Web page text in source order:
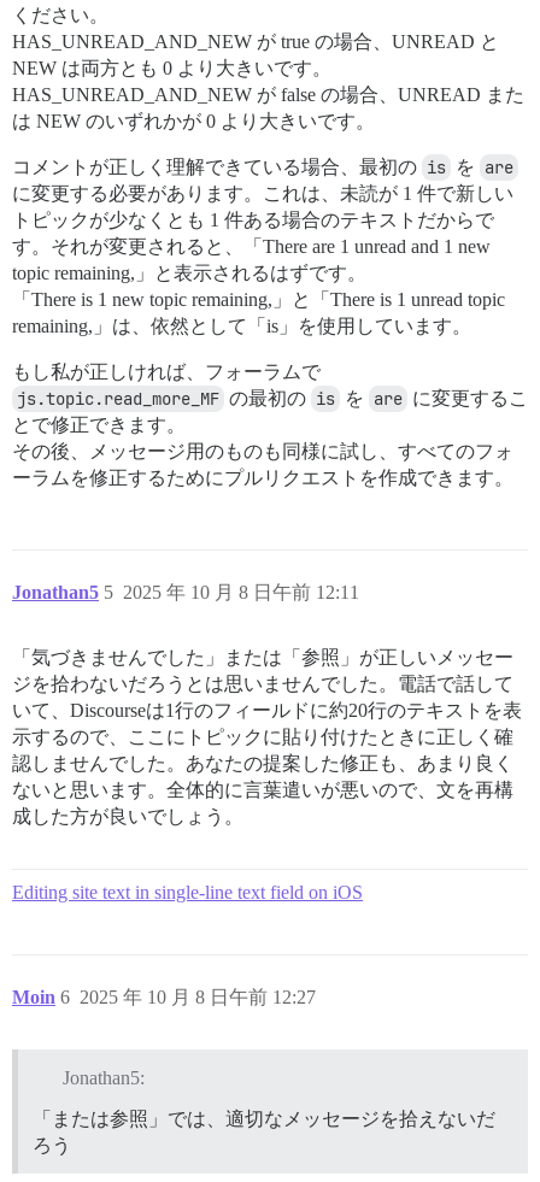
ください。
HAS_UNREAD_AND_NEW が true の場合、UNREAD と
NEW は両方とも 0 より大きいです。
HAS_UNREAD_AND_NEW が false の場合、UNREAD また
は NEW のいずれかが 0 より大きいです。
コメントが正しく理解できている場合、最初の is を are
に変更する必要があります。これは、未読が 1 件で新しい
トピックが少なくとも 1 件ある場合のテキストだからで
す。それが変更されると、「There are 1 unread and 1 new
topic remaining,」と表示されるはずです。
「There is 1 new topic remaining,」と「There is 1 unread topic
remaining,」は、依然として「is」を使用しています。
もし私が正しければ、フォーラムで
js.topic.read_more_MF の最初の is を are に変更するこ
とで修正できます。
その後、メッセージ用のものも同様に試し、すべてのフォ
ーラムを修正するためにプルリクエストを作成できます。
Jonathan5 2025 年 10 月 8 日午前 12:11
5
「気づきませんでした」または「参照」が正しいメッセー
ジを拾わないだろうとは思いませんでした。電話で話して
いて、Discourseは1行のフィールドに約20行のテキストを表
示するので、ここにトピックに貼り付けたときに正しく確
認しませんでした。あなたの提案した修正も、あまり良く
ないと思います。全体的に言葉遣いが悪いので、文を再構
成した方が良いでしょう。
Editing site text in single-line text field on iOS
Moin 2025 年 10 月 8 日午前 12:27
6
Jonathan5:
「または参照」では、適切なメッセージを拾えないだ
ろう